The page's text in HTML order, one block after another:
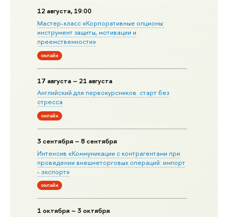
12 августа, 19:00
Мастер-класс «Корпоративные опционы:
инструмент защиты, мотивации и
преемственности»
онлайн
17 августа – 21 августа
Английский для первокурсников: старт без
стресса
онлайн
3 сентября – 8 сентября
Интенсив «Коммуникации с контрагентами при
проведении внешнеторговых операций: импорт
- экспорт»
онлайн
1 октября – 3 октября